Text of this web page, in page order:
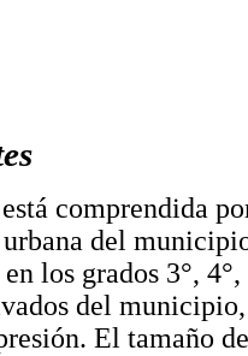
comprendida
urbana del
los grados 3°,
del
El tamaño